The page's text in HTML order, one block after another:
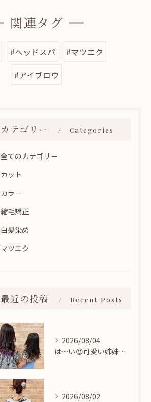
関連タグ
#ヘッドスパ #マツエク
#アイブロウ
カテゴリー Categories
全てのカテゴリー
カット
カラー
縮毛矯正
白髪染め
マツエク
最近の投稿 Recent Posts
2026/08/04
は〜い😍可愛い姉妹ちゃん👭
2026/08/02